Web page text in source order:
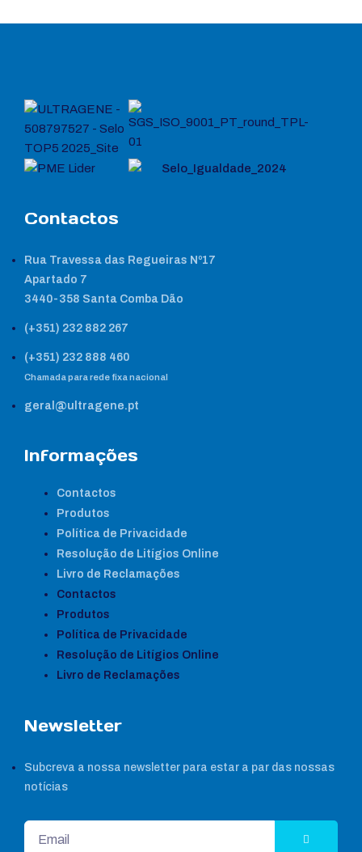
Contactos
Rua Travessa das Regueiras Nº17
Apartado 7
3440-358 Santa Comba Dão
(+351) 232 882 267
(+351) 232 888 460
Chamada para rede fixa nacional
geral@ultragene.pt
Informações
Contactos
Produtos
Política de Privacidade
Resolução de Litígios Online
Livro de Reclamações
Contactos
Produtos
Política de Privacidade
Resolução de Litígios Online
Livro de Reclamações
Newsletter
Subcreva a nossa newsletter para estar a par das nossas
notícias